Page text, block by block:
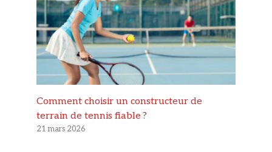
Comment choisir un constructeur de
terrain de tennis fiable ?
21 mars 2026